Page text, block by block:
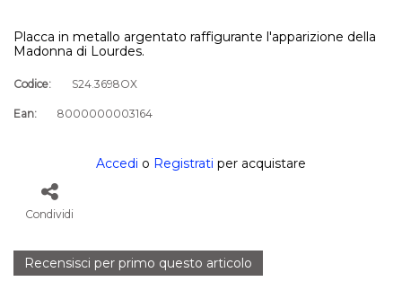
Placca in metallo argentato raffigurante l'apparizione della
Madonna di Lourdes.
Codice: S24.3698OX
Ean: 8000000003164
Accedi o Registrati per acquistare
Condividi
Recensisci per primo questo articolo